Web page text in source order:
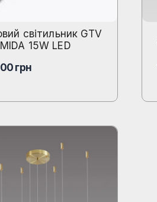
світильник GTV
15W LED
грн